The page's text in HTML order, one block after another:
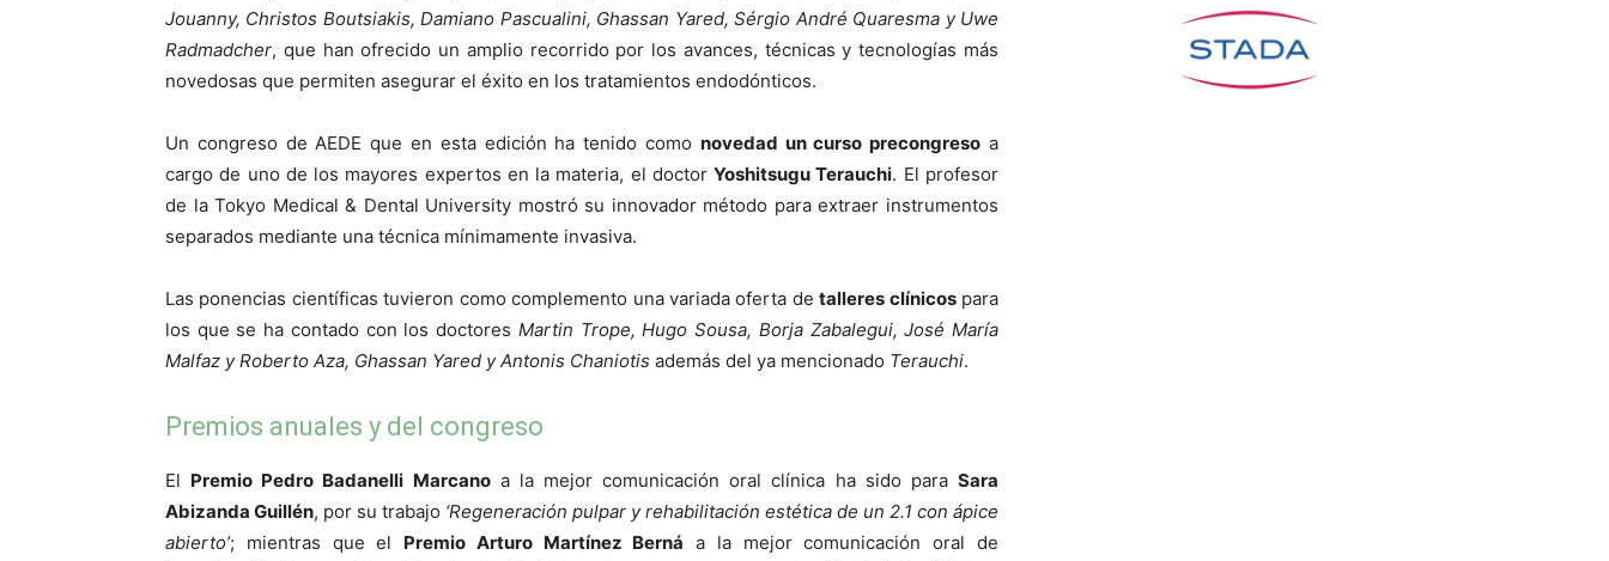
Jouanny, Christos Boutsiakis, Damiano Pascualini, Ghassan Yared, Sérgio André Quaresma y Uwe
Radmadcher, que han ofrecido un amplio recorrido por los avances, técnicas y tecnologías más
novedosas que permiten asegurar el éxito en los tratamientos endodónticos.
Un congreso de AEDE que en esta edición ha tenido como novedad un curso precongreso a
cargo de uno de los mayores expertos en la materia, el doctorYoshitsugu Terauchi. El profesor
de la Tokyo Medical & Dental University mostró su innovador método para extraer instrumentos
separados mediante una técnica mínimamente invasiva.
Las ponencias científicas tuvieron como complemento una variada oferta detalleres clínicospara
los que se ha contado con los doctores Martin Trope, Hugo Sousa, Borja Zabalegui, José María
Malfaz y Roberto Aza, Ghassan Yared y Antonis Chaniotis además del ya mencionado Terauchi.
Premios anuales y del congreso
El Premio Pedro Badanelli Marcanoa la mejor comunicación oral clínica ha sido paraSara
Abizanda Guillén, por su trabajo ‘Regeneración pulpar y rehabilitación estética de un 2.1 con ápice
abierto’; mientras que el Premio Arturo Martínez Berná a la mejor comunicación oral de